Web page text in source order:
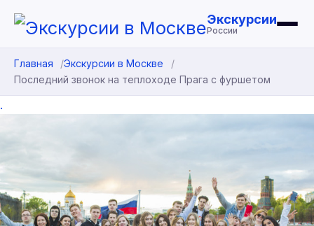
Экскурсии
России
Главная
Экскурсии в Москве
Последний звонок на теплоходе Прага с фуршетом
.